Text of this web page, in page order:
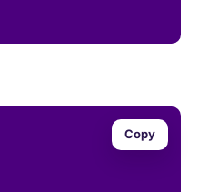
Copy